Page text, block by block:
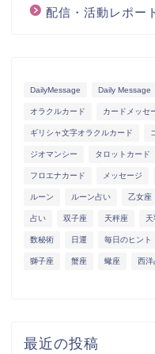
配信・活動レポー
DailyMessage Daily Message
オラクルカード カードメッセ
ギリシャ文字オラクルカード
ジオマンシー タロットカード
フロエナカード メッセージ
ルーン ルーン占い 乙女座
占い 双子座 天秤座 天
数秘術 日運 毎日のヒント
獅子座 蟹座 蠍座 西
最近の投稿